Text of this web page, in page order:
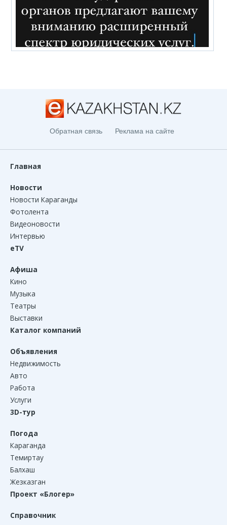
Обратная связь Реклама на сайте
Главная
Новости
Новости Караганды
Фотолента
Видеоновости
Интервью
eTV
Афиша
Кино
Музыка
Театры
Выставки
Каталог компаний
Объявления
Недвижимость
Авто
Работа
Услуги
3D-тур
Погода
Караганда
Темиртау
Балхаш
Жезказган
Проект «Блогер»
Справочник